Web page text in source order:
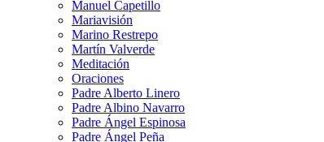
Manuel Capetillo
Mariavisión
Marino Restrepo
Martín Valverde
Meditación
Oraciones
Padre Alberto Linero
Padre Albino Navarro
Padre Ángel Espinosa
Padre Ángel Peña